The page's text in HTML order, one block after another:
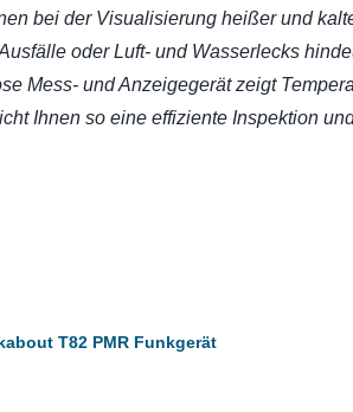
bei der Visualisierung heißer und
oder Luft- und Wasserlecks
Mess- und Anzeigegerät zeigt
Ihnen so eine effiziente Inspektion
T82 PMR Funkgerät